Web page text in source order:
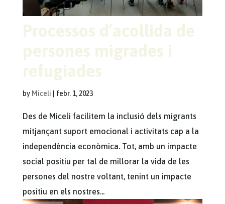
Processos d’acollida de
persones migrades i
refugiades
by Miceli febr. 1, 2023
Des de Miceli facilitem la inclusió dels migrants
mitjançant suport emocional i activitats cap a la
independència econòmica. Tot, amb un impacte
social positiu per tal de millorar la vida de les
persones del nostre voltant, tenint un impacte
positiu en els nostres...